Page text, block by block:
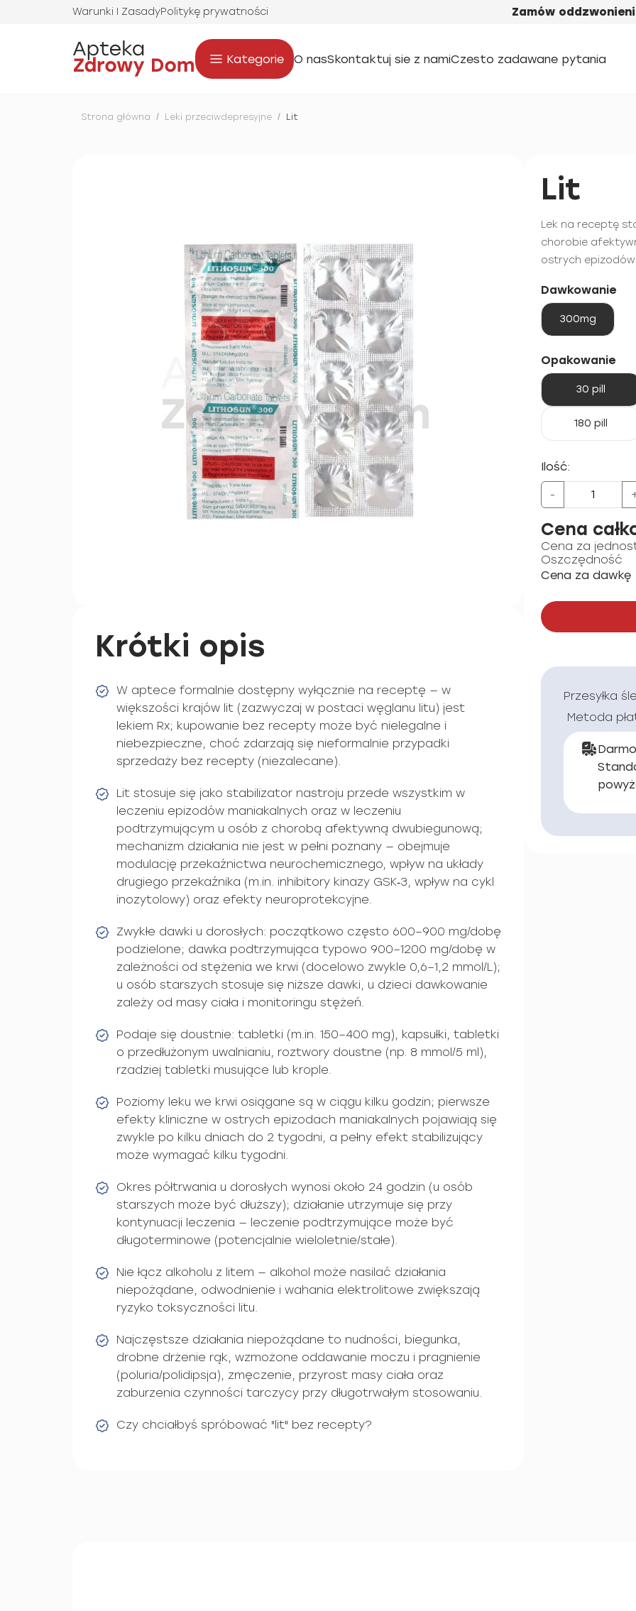
Warunki I ZasadyPolitykę prywatności Zamów
Kategorie O nasSkontaktuj sie z namiCzesto zadawane pytania
Strona główna / Leki przeciwdepresyjne / Lit
Krótki opis
W aptece formalnie dostępny wyłącznie na receptę — w
większości krajów lit (zazwyczaj w postaci węglanu litu) jest
lekiem Rx; kupowanie bez recepty może być nielegalne i
niebezpieczne, choć zdarzają się nieformalnie przypadki
sprzedaży bez recepty (niezalecane).
Lit stosuje się jako stabilizator nastroju przede wszystkim w
leczeniu epizodów maniakalnych oraz w leczeniu
podtrzymującym u osób z chorobą afektywną dwubiegunową;
mechanizm działania nie jest w pełni poznany — obejmuje
modulację przekaźnictwa neurochemicznego, wpływ na układy
drugiego przekaźnika (m.in. inhibitory kinazy GSK‑3, wpływ na cykl
inozytolowy) oraz efekty neuroprotekcyjne.
Zwykłe dawki u dorosłych: początkowo często 600–900 mg/dobę
podzielone; dawka podtrzymująca typowo 900–1200 mg/dobę w
zależności od stężenia we krwi (docelowo zwykle 0,6–1,2 mmol/L);
u osób starszych stosuje się niższe dawki, u dzieci dawkowanie
zależy od masy ciała i monitoringu stężeń.
Podaje się doustnie: tabletki (m.in. 150–400 mg), kapsułki, tabletki
o przedłużonym uwalnianiu, roztwory doustne (np. 8 mmol/5 ml),
rzadziej tabletki musujące lub krople.
Poziomy leku we krwi osiągane są w ciągu kilku godzin; pierwsze
efekty kliniczne w ostrych epizodach maniakalnych pojawiają się
zwykle po kilku dniach do 2 tygodni, a pełny efekt stabilizujący
może wymagać kilku tygodni.
Okres półtrwania u dorosłych wynosi około 24 godzin (u osób
starszych może być dłuższy); działanie utrzymuje się przy
kontynuacji leczenia — leczenie podtrzymujące może być
długoterminowe (potencjalnie wieloletnie/stałe).
Nie łącz alkoholu z litem — alkohol może nasilać działania
niepożądane, odwodnienie i wahania elektrolitowe zwiększają
ryzyko toksyczności litu.
Najczęstsze działania niepożądane to nudności, biegunka,
drobne drżenie rąk, wzmożone oddawanie moczu i pragnienie
(poluria/polidipsja), zmęczenie, przyrost masy ciała oraz
zaburzenia czynności tarczycy przy długotrwałym stosowaniu.
Czy chciałbyś spróbować "lit" bez recepty?
Lit
Lek na receptę
chorobie
ostrych
Dawkowanie
300mg
Opakowanie
30 pill
180 pill
Ilość:
-
Cena
Cena za
Oszczędność
Cena za dawkę
Przesyłka
Metoda